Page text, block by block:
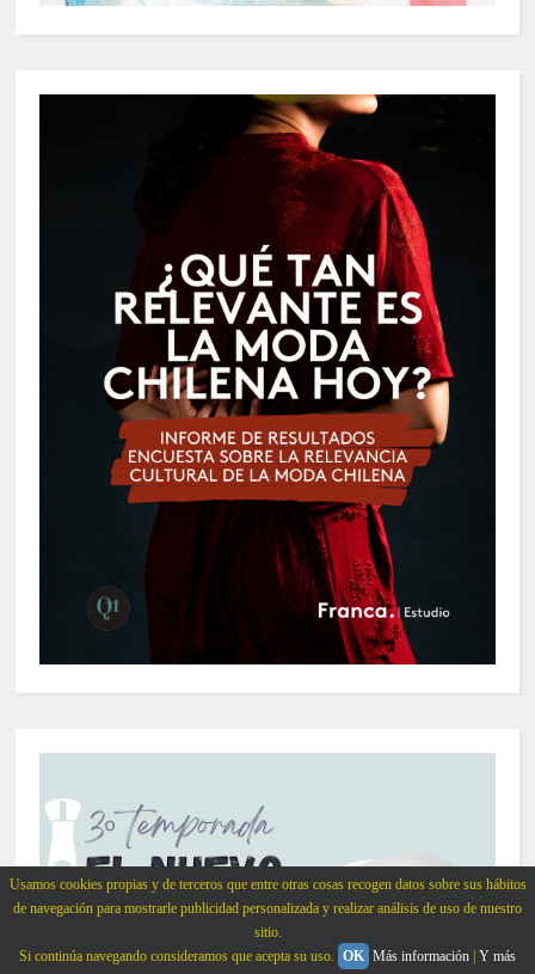
Usamos cookies propias y de terceros que entre otras cosas recogen datos sobre sus hábitos
de navegación para mostrarle publicidad personalizada y realizar análisis de uso de nuestro
sitio.
Si continúa navegando consideramos que acepta su uso. OK Más información Y más